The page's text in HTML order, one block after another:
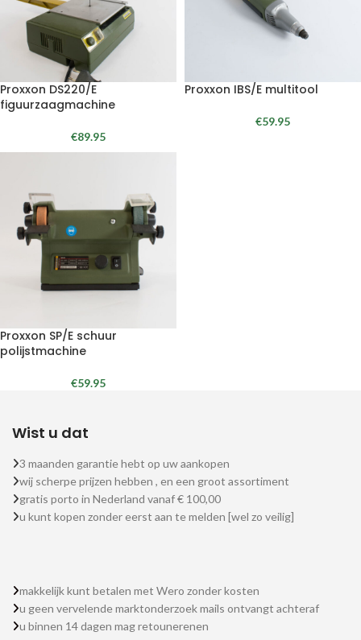
Proxxon DS220/E
figuurzaagmachine
€89.95
Proxxon IBS/E multitool
€59.95
Proxxon SP/E schuur
polijstmachine
€59.95
Wist u dat
3 maanden garantie hebt op uw aankopen
wij scherpe prijzen hebben , en een groot assortiment
gratis porto in Nederland vanaf € 100,00
u kunt kopen zonder eerst aan te melden [wel zo veilig]
makkelijk kunt betalen met Wero zonder kosten
u geen vervelende marktonderzoek mails ontvangt achteraf
u binnen 14 dagen mag retounerenen